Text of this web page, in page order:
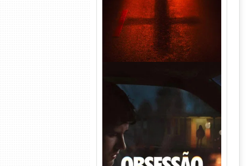
Obsessão Torrent (2026)
WEB-DL 1080p/4K Dual
Áudio